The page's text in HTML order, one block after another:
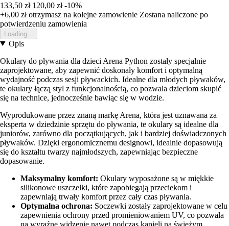
133,50 zł 120,00 zł -10%
+6,00 złotrzymasz na kolejne zamowienie Zostana naliczone po
potwierdzeniu zamowienia
Loading...
Opis
Okulary do pływania dla dzieci Arena Python zostały specjalnie
zaprojektowane, aby zapewnić doskonały komfort i optymalną
wydajność podczas sesji pływackich. Idealne dla młodych pływaków,
te okulary łączą styl z funkcjonalnością, co pozwala dzieciom skupić
się na technice, jednocześnie bawiąc się w wodzie.
Wyprodukowane przez znaną markę Arena, która jest uznawana za
eksperta w dziedzinie sprzętu do pływania, te okulary są idealne dla
juniorów, zarówno dla początkujących, jak i bardziej doświadczonych
pływaków. Dzięki ergonomicznemu designowi, idealnie dopasowują
się do kształtu twarzy najmłodszych, zapewniając bezpieczne
dopasowanie.
Maksymalny komfort: Okulary wyposażone są w miękkie
silikonowe uszczelki, które zapobiegają przeciekom i
zapewniają trwały komfort przez cały czas pływania.
Optymalna ochrona: Soczewki zostały zaprojektowane w celu
zapewnienia ochrony przed promieniowaniem UV, co pozwala
na wyraźne widzenie nawet podczas kąpieli na świeżym